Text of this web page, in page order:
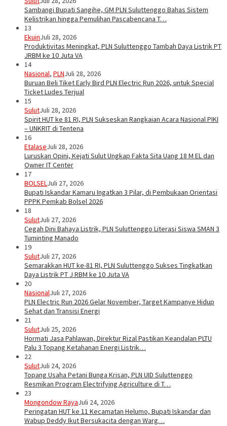
Sambangi Bupati Sangihe, GM PLN Suluttenggo Bahas Sistem
Kelistrikan hingga Pemulihan Pascabencana T…
13
EkuinJuli 28, 2026
Produktivitas Meningkat, PLN Suluttenggo Tambah Daya Listrik PT
JRBM ke 10 Juta VA
14
Nasional, PLNJuli 28, 2026
Buruan Beli Tiket Early Bird PLN Electric Run 2026, untuk Special
Ticket Ludes Terjual
15
SulutJuli 28, 2026
Spirit HUT ke 81 RI, PLN Sukseskan Rangkaian Acara Nasional PIKI
– UNKRIT di Tentena
16
EtalaseJuli 28, 2026
Luruskan Opini, Kejati Sulut Ungkap Fakta Sita Uang 18 M EL dan
Owner IT Center
17
BOLSELJuli 27, 2026
Bupati Iskandar Kamaru Ingatkan 3 Pilar, di Pembukaan Orientasi
PPPK Pemkab Bolsel 2026
18
SulutJuli 27, 2026
Cegah Dini Bahaya Listrik, PLN Suluttenggo Literasi Siswa SMAN 3
Tuminting Manado
19
SulutJuli 27, 2026
Semarakkan HUT ke-81 RI, PLN Suluttenggo Sukses Tingkatkan
Daya Listrik PT J RBM ke 10 Juta VA
20
NasionalJuli 27, 2026
PLN Electric Run 2026 Gelar November, Target Kampanye Hidup
Sehat dan Transisi Energi
21
SulutJuli 25, 2026
Hormati Jasa Pahlawan, Direktur Rizal Pastikan Keandalan PLTU
Palu 3 Topang Ketahanan Energi Listrik…
22
SulutJuli 24, 2026
Topang Usaha Petani Bunga Krisan, PLN UID Suluttenggo
Resmikan Program Electrifying Agriculture di T…
23
Mongondow RayaJuli 24, 2026
Peringatan HUT ke 11 Kecamatan Helumo, Bupati Iskandar dan
Wabup Deddy Ikut Bersukacita dengan Warg…